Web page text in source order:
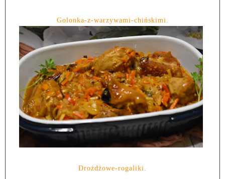
Golonka-z-warzywami-chińskimi.
Drożdżowe-rogaliki.